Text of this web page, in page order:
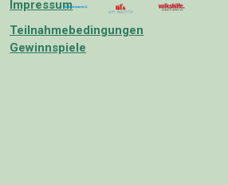
Impressum
Teilnahmebedingungen
Gewinnspiele